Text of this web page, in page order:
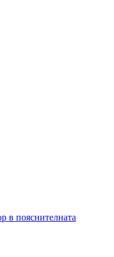
в пояснителната